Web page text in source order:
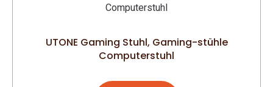
UTONE Gaming Stuhl, Gaming-stühle
Computerstuhl